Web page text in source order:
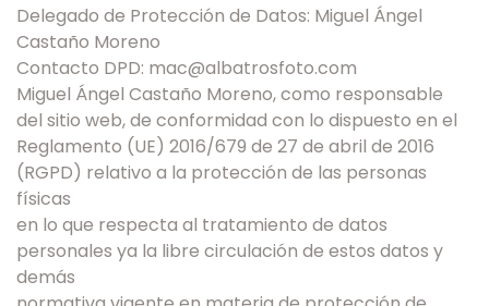
Delegado de Protección de Datos: Miguel Ángel
Castaño Moreno
Contacto DPD: mac@albatrosfoto.com
Miguel Ángel Castaño Moreno, como responsable
del sitio web, de conformidad con lo dispuesto en el
Reglamento (UE) 2016/679 de 27 de abril de 2016
(RGPD) relativo a la protección de las personas
físicas
en lo que respecta al tratamiento de datos
personales ya la libre circulación de estos datos y
demás